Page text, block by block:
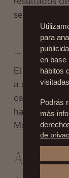
ser más que
Lifting
El médico
a corregir o
cara
hacerlo
Más info
para
en base
hábitos
Podrás
más
de